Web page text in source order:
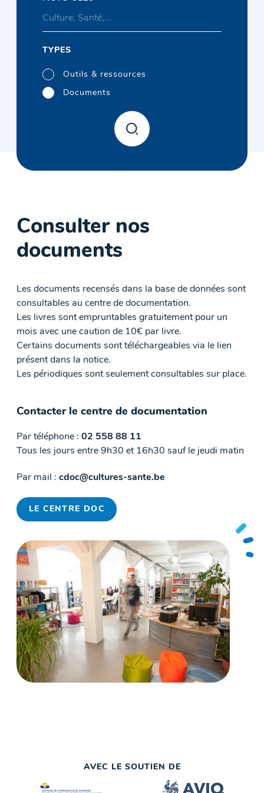
TYPES
Outils & ressources
Documents
Consulter nos
documents
Les documents recensés dans la base de données sont
consultables au centre de documentation.
Les livres sont empruntables gratuitement pour un
mois avec une caution de 10€ par livre.
Certains documents sont téléchargeables via le lien
présent dans la notice.
Les périodiques sont seulement consultables sur place.
Contacter le centre de documentation
Par téléphone : 02 558 88 11
Tous les jours entre 9h30 et 16h30 sauf le jeudi matin
Par mail : cdoc@cultures-sante.be
LE CENTRE DOC
AVEC LE SOUTIEN DE